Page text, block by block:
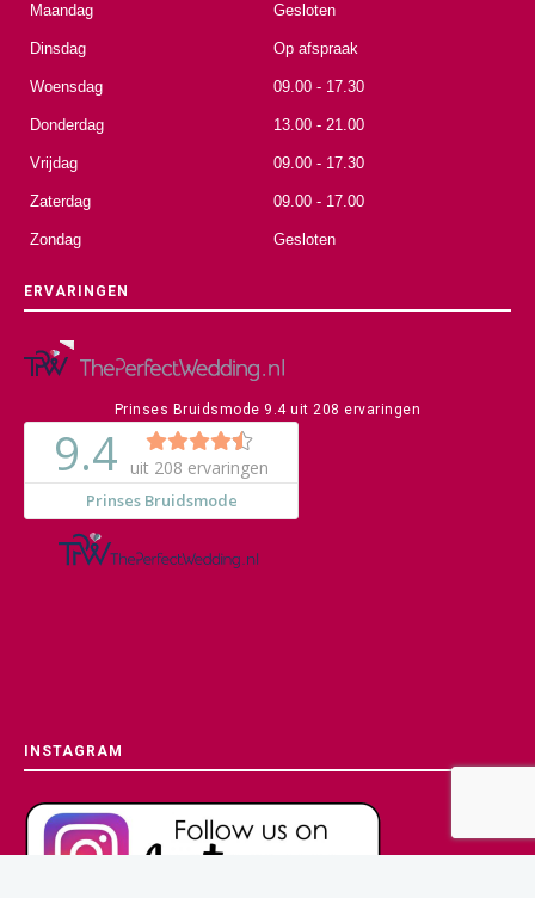
Maandag Gesloten
Dinsdag Op afspraak
Woensdag 09.00 - 17.30
Donderdag 13.00 - 21.00
Vrijdag 09.00 - 17.30
Zaterdag 09.00 - 17.00
Zondag Gesloten
ERVARINGEN
Prinses Bruidsmode 9.4uit208 ervaringen
INSTAGRAM